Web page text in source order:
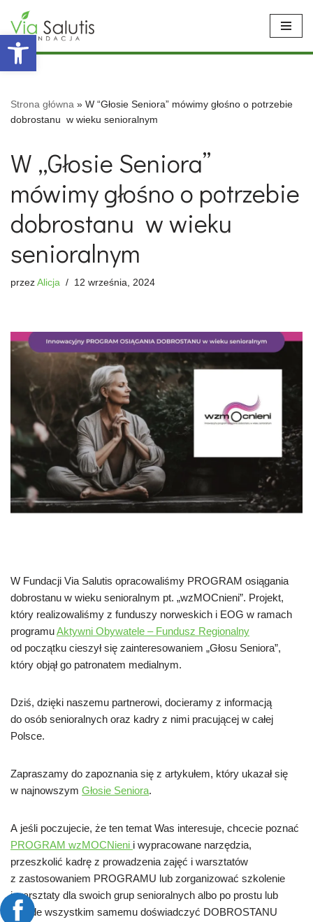
Open toolbar
Przejdź
do
treści
Strona główna » W “Głosie Seniora” mówimy głośno o potrzebie
dobrostanu w wieku senioralnym
W „Głosie Seniora”
mówimy głośno o potrzebie
dobrostanu w wieku
senioralnym
przez Alicja 12 września, 2024
W Fundacji Via Salutis opracowaliśmy PROGRAM osiągania
dobrostanu w wieku senioralnym pt. „wzMOCnieni”. Projekt,
który realizowaliśmy z funduszy norweskich i EOG w ramach
programuAktywni Obywatele – Fundusz Regionalny
od początku cieszył się zainteresowaniem „Głosu Seniora”,
który objął go patronatem medialnym.
Dziś, dzięki naszemu partnerowi, docieramy z informacją
do osób senioralnych oraz kadry z nimi pracującej w całej
Polsce.
Zapraszamy do zapoznania się z artykułem, który ukazał się
w najnowszym Głosie Seniora.
A jeśli poczujecie, że ten temat Was interesuje, chcecie poznać
PROGRAM wzMOCNieni i wypracowane narzędzia,
przeszkolić kadrę z prowadzenia zajęć i warsztatów
z zastosowaniem PROGRAMU lub zorganizować szkolenie
i warsztaty dla swoich grup senioralnych albo po prostu lub
przede wszystkim samemu doświadczyć DOBROSTANU